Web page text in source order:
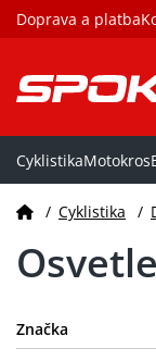
Doprava a platba
CyklistikaMotokros
/ Cyklistika /
Značka